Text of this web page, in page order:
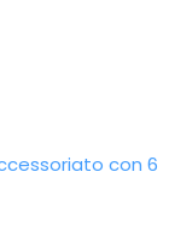
con 6